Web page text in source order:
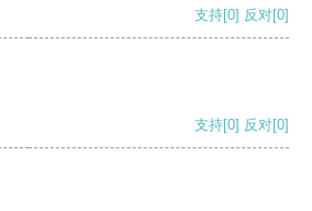
支持[0] 反对[0]
支持[0] 反对[0]